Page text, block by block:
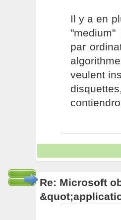
Il y a en
par
veulent
Re: Microsoft